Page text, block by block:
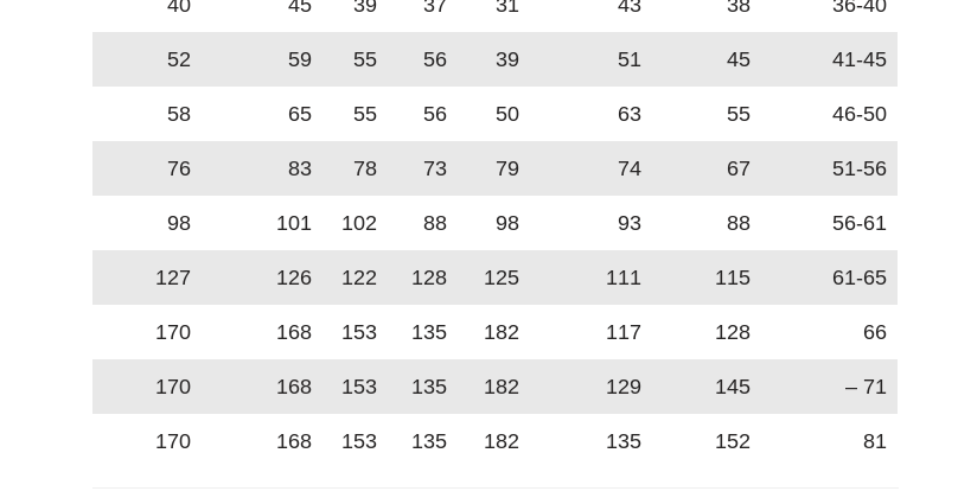
41-45
45
51
39
56
55
59
52
46-50
55
63
50
56
55
65
58
51-56
67
74
79
73
78
83
76
56-61
88
93
98
88
102
101
98
61-65
115
111
125
128
122
126
127
66
128
117
182
135
153
168
170
71 –
145
129
182
135
153
168
170
81
152
135
182
135
153
168
170